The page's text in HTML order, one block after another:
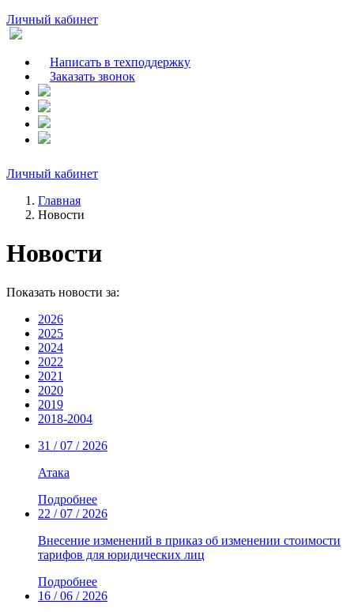
Личный кабинет
Написать в техподдержку
Заказать звонок
Личный кабинет
Главная
Новости
Новости
Показать новости за:
2026
2025
2024
2022
2021
2020
2019
2018-2004
31 / 07 / 2026
Атака
Подробнее
22 / 07 / 2026
Внесение изменений в приказ об изменении стоимости
тарифов для юридических лиц
Подробнее
16 / 06 / 2026